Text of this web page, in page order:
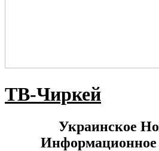
ТВ-Чиркей
Украинское
Информационное